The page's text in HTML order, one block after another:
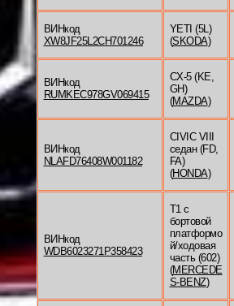
ВИНкод
XW8JF25L2CH701246
YETI (5L)
(SKODA)
ВИНкод
RUMKEC978GV069415
CX-5 (KE,
GH)
(MAZDA)
ВИНкод
NLAFD76408W001182
CIVIC VIII
седан (FD,
FA)
(HONDA)
ВИНкод
WDB6023271P358423
T1 c
бортовой
платформо
й/ходовая
часть (602)
(MERCEDE
S-BENZ)